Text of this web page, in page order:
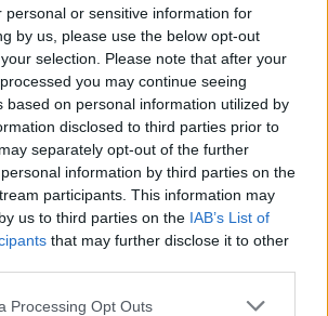
personal or sensitive information for
by us, please use the below opt-out
selection. Please note that after your
you may continue seeing
based on personal information utilized by
disclosed to third parties prior to
separately opt-out of the further
information by third parties on the
participants. This information may
us to third parties on the IAB’s List of
that may further disclose it to other
Processing Opt Outs
στη γη αν εξαφανιστούν